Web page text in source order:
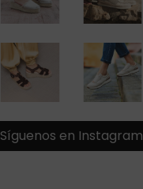
Síguenos en Instagram